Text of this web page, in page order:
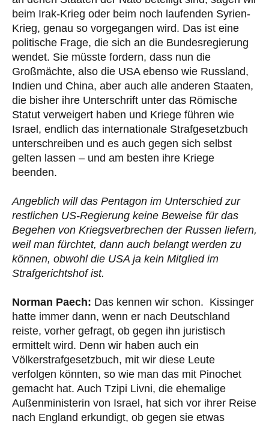
beim Irak-Krieg oder beim noch laufenden Syrien-
Krieg, genau so vorgegangen wird. Das ist eine
politische Frage, die sich an die Bundesregierung
wendet. Sie müsste fordern, dass nun die
Großmächte, also die USA ebenso wie Russland,
Indien und China, aber auch alle anderen Staaten,
die bisher ihre Unterschrift unter das Römische
Statut verweigert haben und Kriege führen wie
Israel, endlich das internationale Strafgesetzbuch
unterschreiben und es auch gegen sich selbst
gelten lassen – und am besten ihre Kriege
beenden.
Angeblich will das Pentagon im Unterschied zur
restlichen US-Regierung keine Beweise für das
Begehen von Kriegsverbrechen der Russen liefern,
weil man fürchtet, dann auch belangt werden zu
können, obwohl die USA ja kein Mitglied im
Strafgerichtshof ist.
Norman Paech: Das kennen wir schon. Kissinger
hatte immer dann, wenn er nach Deutschland
reiste, vorher gefragt, ob gegen ihn juristisch
ermittelt wird. Denn wir haben auch ein
Völkerstrafgesetzbuch, mit wir diese Leute
verfolgen könnten, so wie man das mit Pinochet
gemacht hat. Auch Tzipi Livni, die ehemalige
Außenministerin von Israel, hat sich vor ihrer Reise
nach England erkundigt, ob gegen sie etwas